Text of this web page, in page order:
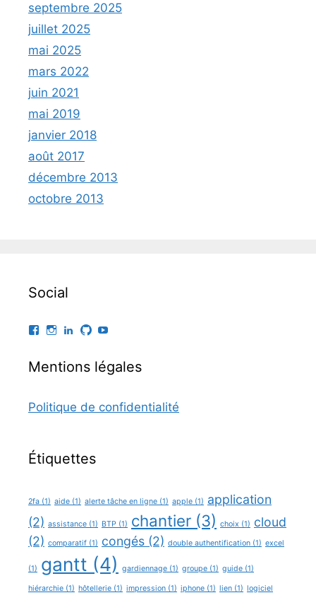
septembre 2025
juillet 2025
mai 2025
mars 2022
juin 2021
mai 2019
janvier 2018
août 2017
décembre 2013
octobre 2013
Social
Facebook
Instagram
LinkedIn
GitHub
Mentions légales
Politique de confidentialité
Étiquettes
2fa (1) aide (1) alerte tâche en ligne (1) apple (1) application
(2) assistance (1) BTP (1) chantier (3) choix (1) cloud
(2) comparatif (1) congés (2) double authentification (1) excel
(1) gantt (4) gardiennage (1) groupe (1) guide (1)
hiérarchie (1) hôtellerie (1) impression (1) iphone (1) lien (1) logiciel